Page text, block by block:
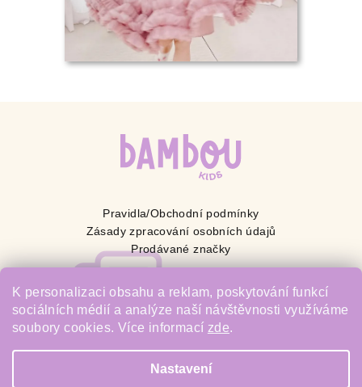
K personalizaci obsahu a reklam, poskytování funkcí
sociálních médií a analýze naší návštěvnosti využíváme
soubory cookies. Více informací zde.
Nastavení
Pravidla/Obchodní podmínky
Zásady zpracování osobních údajů
Prodávané značky
BAMBOU s.r.o.
IČ: 23526921
Rudná 69/44A, 703 00 Ostrava